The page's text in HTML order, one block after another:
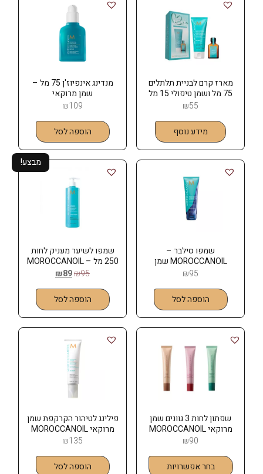
מארז קרם לבניית תלתלים
75 מל ושמן טיפולי 15 מל
MOROCCANOIL
₪55
מידע נוסף
מנדינג אינפיוז'ן 75 מל –
שמן מרוקאי
₪109
הוספה לסל
שמפו סילבר –
MOROCCANOIL שמן
מרוקאי
₪95
הוספה לסל
מבצע!
שמפו לשיער מעניק לחות
250 מל – MOROCCANOIL
שמן מרוקאי
₪95
₪89
הוספה לסל
שפתון לחות 3 גוונים שמן
מרוקאי MOROCCANOIL
₪90
בחר אפשרויות
פילינג לטיהור הקרקפת שמן
מרוקאי MOROCCANOIL
₪135
הוספה לסל